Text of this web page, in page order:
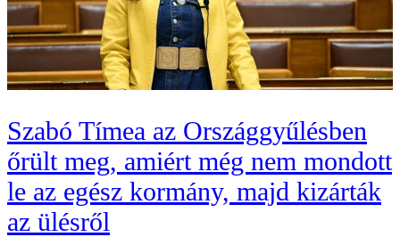
Szabó Tímea az Országgyűlésben
őrült meg, amiért még nem mondott
le az egész kormány, majd kizárták
az ülésről